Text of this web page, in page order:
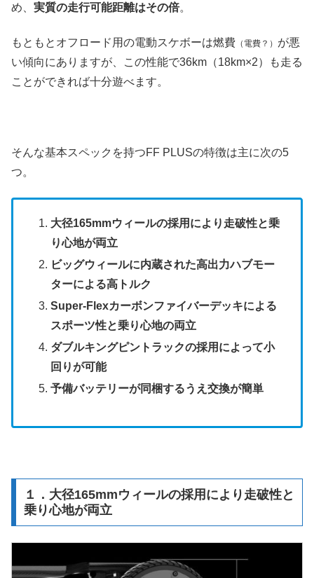
め、 実質の走行可能距離はその倍。
もともとオフロード用の電動スケボーは燃費 （電費？） が悪
い傾向にありますが、この性能で36km（18km×2）も走る
ことができれば十分遊べます。
そんな基本スペックを持つFF PLUSの特徴は主に次の5
つ。
大径165mmウィールの採用により走破性と乗
り心地が両立
ビッグウィールに内蔵された高出力ハブモー
ターによる高トルク
Super-Flexカーボンファイバーデッキによる
スポーツ性と乗り心地の両立
ダブルキングピントラックの採用によって小
回りが可能
予備バッテリーが同梱するうえ交換が簡単
１．大径165mmウィールの採用により走破性と
乗り心地が両立